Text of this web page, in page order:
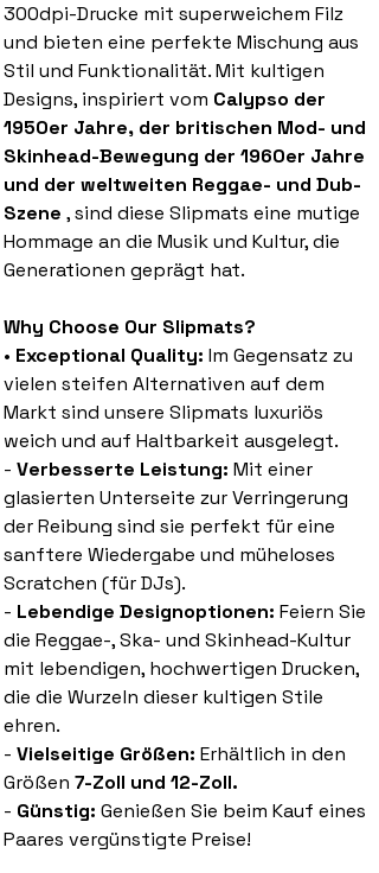
300dpi-Drucke mit superweichem Filz
und bieten eine perfekte Mischung aus
Stil und Funktionalität. Mit kultigen
Designs, inspiriert vom Calypso der
1950er Jahre, der britischen Mod- und
Skinhead-Bewegung der 1960er Jahre
und der weltweiten Reggae- und Dub-
Szene , sind diese Slipmats eine mutige
Hommage an die Musik und Kultur, die
Generationen geprägt hat.
Why Choose Our Slipmats?
• Exceptional Quality: Im Gegensatz zu
vielen steifen Alternativen auf dem
Markt sind unsere Slipmats luxuriös
weich und auf Haltbarkeit ausgelegt.
- Verbesserte Leistung: Mit einer
glasierten Unterseite zur Verringerung
der Reibung sind sie perfekt für eine
sanftere Wiedergabe und müheloses
Scratchen (für DJs).
- Lebendige Designoptionen: Feiern Sie
die Reggae-, Ska- und Skinhead-Kultur
mit lebendigen, hochwertigen Drucken,
die die Wurzeln dieser kultigen Stile
ehren.
- Vielseitige Größen: Erhältlich in den
Größen 7-Zoll und 12-Zoll.
- Günstig: Genießen Sie beim Kauf eines
Paares vergünstigte Preise!